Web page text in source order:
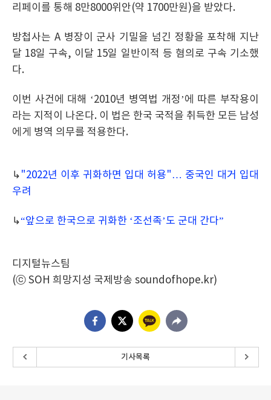
리페이를 통해 8만8000위안(약 1700만원)을 받았다.
방첩사는 A 병장이 군사 기밀을 넘긴 정황을 포착해 지난
달 18일 구속, 이달 15일 일반이적 등 혐의로 구속 기소했
다.
이번 사건에 대해 ‘2010년 병역법 개정’에 따른 부작용이
라는 지적이 나온다. 이 법은 한국 국적을 취득한 모든 남성
에게 병역 의무를 적용한다.
↳ "2022년 이후 귀화하면 입대 허용"… 중국인 대거 입대
우려
↳“앞으로 한국으로 귀화한 ‘조선족’도 군대 간다”
디지털뉴스팀
(ⓒ SOH 희망지성 국제방송 soundofhope.kr)
기사목록